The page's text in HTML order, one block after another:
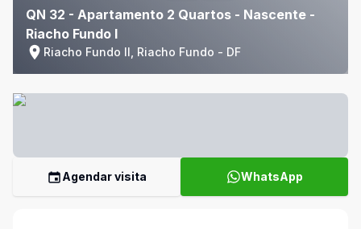
QN 32 - Apartamento 2 Quartos - Nascente -
Riacho Fundo I
Riacho Fundo II, Riacho Fundo - DF
Agendar visita WhatsApp